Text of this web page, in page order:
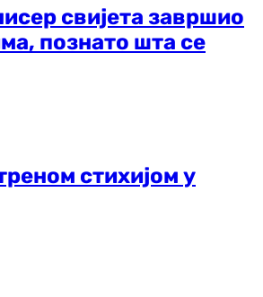
свијета завршио
познато шта се
стихијом у